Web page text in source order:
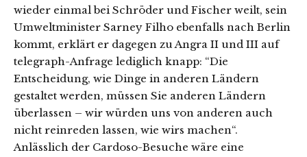
wieder einmal bei Schröder und Fischer weilt, sein
Umweltminister Sarney Filho ebenfalls nach Berlin
kommt, erklärt er dagegen zu Angra II und III auf
telegraph-Anfrage lediglich knapp: “Die
Entscheidung, wie Dinge in anderen Ländern
gestaltet werden, müssen Sie anderen Ländern
überlassen – wir würden uns von anderen auch
nicht reinreden lassen, wie wirs machen“.
Anlässlich der Cardoso-Besuche wäre eine